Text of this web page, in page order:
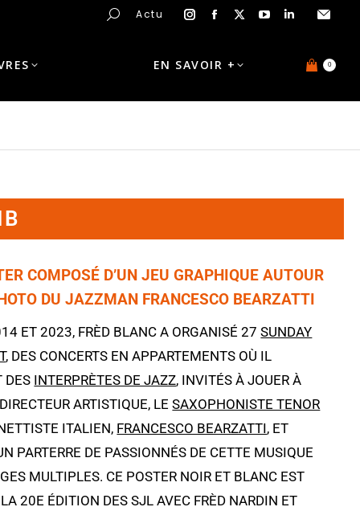
Actu
EN SAVOIR + 0
COMPOSÉ D’UN JEU GRAPHIQUE AUTOUR
DU JAZZMAN FRANCESCO BEARZATTI
ET 2023, FRÈD BLANC A ORGANISÉ 27SUNDAY
, DES CONCERTS EN APPARTEMENTS OÙ IL
DES INTERPRÈTES DE JAZZ, INVITÉS À JOUER À
ARTISTIQUE, LESAXOPHONISTE TENOR
ITALIEN, FRANCESCO BEARZATTI, ET
PARTERRE DE PASSIONNÉS DE CETTE MUSIQUE
MULTIPLES. CE POSTER NOIR ET BLANC EST
20E ÉDITION DES SJL AVEC FRÈD NARDIN ET